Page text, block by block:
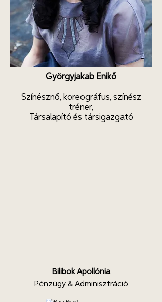
Györgyjakab Enikő
Színésznő, koreográfus, színész
tréner,
Társalapító és társigazgató
Bilibok Apollónia
Pénzügy & Adminisztráció